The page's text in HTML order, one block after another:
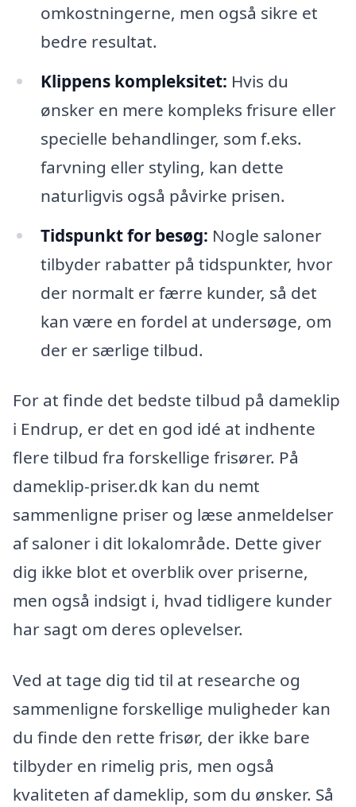
omkostningerne, men også sikre et
bedre resultat.
Klippens kompleksitet: Hvis du
ønsker en mere kompleks frisure eller
specielle behandlinger, som f.eks.
farvning eller styling, kan dette
naturligvis også påvirke prisen.
Tidspunkt for besøg: Nogle saloner
tilbyder rabatter på tidspunkter, hvor
der normalt er færre kunder, så det
kan være en fordel at undersøge, om
der er særlige tilbud.
For at finde det bedste tilbud på dameklip
i Endrup, er det en god idé at indhente
flere tilbud fra forskellige frisører. På
dameklip-priser.dk kan du nemt
sammenligne priser og læse anmeldelser
af saloner i dit lokalområde. Dette giver
dig ikke blot et overblik over priserne,
men også indsigt i, hvad tidligere kunder
har sagt om deres oplevelser.
Ved at tage dig tid til at researche og
sammenligne forskellige muligheder kan
du finde den rette frisør, der ikke bare
tilbyder en rimelig pris, men også
kvaliteten af dameklip, som du ønsker. Så